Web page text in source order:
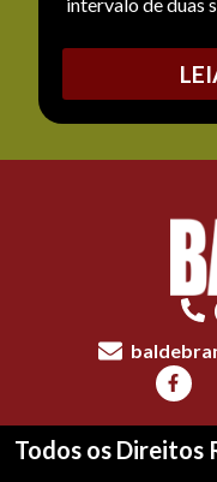
Todos os Direitos